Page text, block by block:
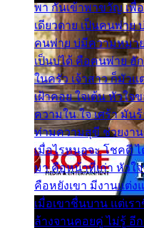
พา กันเข้าพาขวัญ เพื่
เดียวดาย เป็นคนพ่าย
คนพ่าย บ่มีความหมาย
เป็นบ่ได้ คือคนพ่าย ฮั
ในครัว เจ้าสาว ก็มัวแ
เฝ้าคอย ใจเต้น หัวใจ
ความใน ใจ เศร้า มัน
ท่ามความสุขี ช่วยงาน
เมื่อไรหนอจะ โชคดี
มา คือหน้าที่เก่า หัวใ
คือหยังเขา มีงานแต่ง
เมื่อเขาชื่นบาน แต่เร
ล้างจานคอยคู่ ไม่รู้ อี